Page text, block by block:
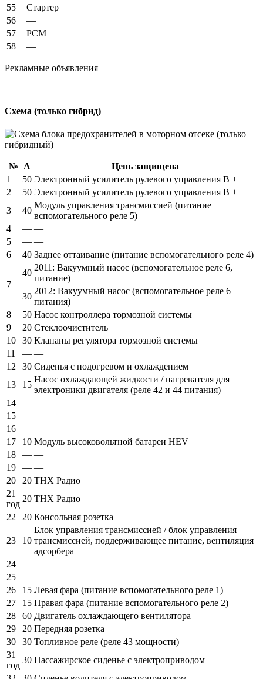
55
Стартер
56
—
57
PCM
58
—
Рекламные объявления
Схема (только гибрид)
№ А
Цепь защищена
1
50 Электронный усилитель рулевого управления B +
2
50 Электронный усилитель рулевого управления B +
3
40
Модуль управления трансмиссией (питание
вспомогательного реле 5)
4
— —
5
— —
6
40 Заднее оттаивание (питание вспомогательного реле 4)
7
40
2011: Вакуумный насос (вспомогательное реле 6,
питание)
30
2012: Вакуумный насос (вспомогательное реле 6
питания)
8
50 Насос контроллера тормозной системы
9
20 Стеклоочиститель
10
30 Клапаны регулятора тормозной системы
11
— —
12
30 Сиденья с подогревом и охлаждением
13
15
Насос охлаждающей жидкости / нагревателя для
электроники двигателя (реле 42 и 44 питания)
14
— —
15
— —
16
— —
17
10 Модуль высоковольтной батареи HEV
18
— —
19
— —
20
20 THX Радио
21
год
20 THX Радио
22
20 Консольная розетка
23 10
Блок управления трансмиссией / блок управления
трансмиссией, поддерживающее питание, вентиляция
адсорбера
24
— —
25
— —
26
15 Левая фара (питание вспомогательного реле 1)
27
15 Правая фара (питание вспомогательного реле 2)
28
60 Двигатель охлаждающего вентилятора
29
20 Передняя розетка
30
30 Топливное реле (реле 43 мощности)
31
год
30 Пассажирское сиденье с электроприводом